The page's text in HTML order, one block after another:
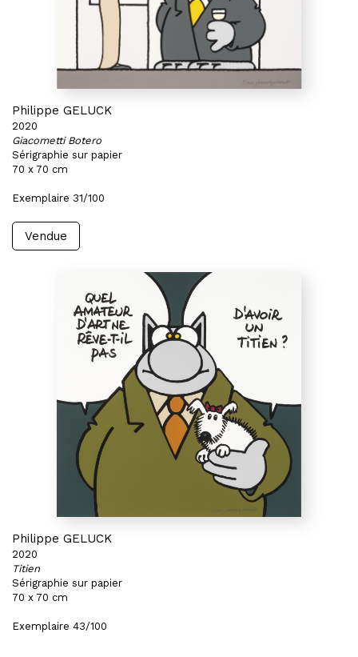
Philippe GELUCK
2020
Giacometti Botero
Sérigraphie sur papier
70 x 70 cm
Exemplaire 31/100
Vendue
Philippe GELUCK
2020
Titien
Sérigraphie sur papier
70 x 70 cm
Exemplaire 43/100